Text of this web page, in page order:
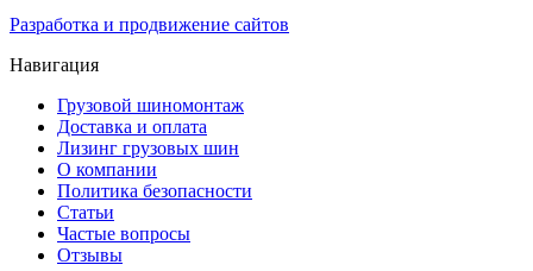
Разработка и продвижение сайтов
Навигация
Грузовой шиномонтаж
Доставка и оплата
Лизинг грузовых шин
О компании
Политика безопасности
Статьи
Частые вопросы
Отзывы